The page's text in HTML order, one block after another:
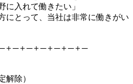
に入れて働きたい」
にとって、当社は非常に働きがい
＋─＋─＋─＋─＋─＋─
解除）